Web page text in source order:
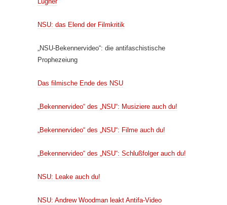
NSU: das Elend der Filmkritik
„NSU-Bekennervideo“: die antifaschistische
Prophezeiung
Das filmische Ende des NSU
„Bekennervideo“ des „NSU“: Musiziere auch du!
„Bekennervideo“ des „NSU“: Filme auch du!
„Bekennervideo“ des „NSU“: Schlußfolger auch du!
NSU: Leake auch du!
NSU: Andrew Woodman leakt Antifa-Video